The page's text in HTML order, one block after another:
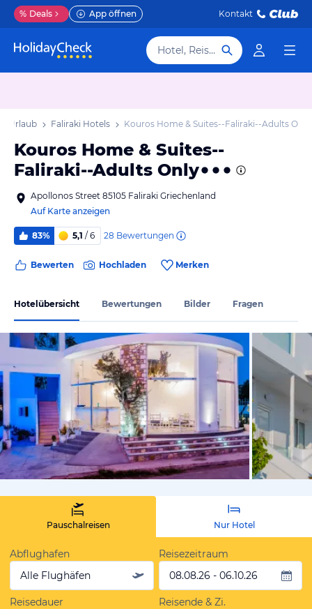
% Deals App öffnen Kontakt
Hotel, Reiseziel
Urlaub Faliraki Hotels Kouros Home & Suites--Faliraki--Adults Only
Kouros Home & Suites--
Faliraki--Adults Only
Apollonos Street 85105 Faliraki Griechenland
Auf Karte anzeigen
83% 5,1 / 6 28 Bewertungen
Bewerten Hochladen Merken
Hotelübersicht Bewertungen Bilder Fragen
vom
Pauschalreisen Nur Hotel
Abflughafen
Alle Flughäfen
Reisezeitraum
08.08.26 - 06.10.26
Reisedauer
Reisende & Zi.